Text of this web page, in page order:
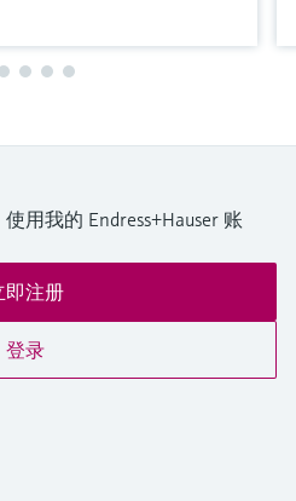
用我的 Endress+Hauser 账
即注册
登录